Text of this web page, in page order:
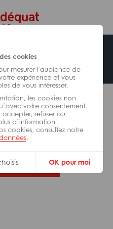
cookies
mesurer l'audience de
expérience et vous
de vous intéresser.
les cookies non
votre consentement.
refuser ou
d’information
cookies, consultez notre
.
OK pour moi
tentez de consulter n’est
peuvent vous
toutes nos offres.
job Adéquat !